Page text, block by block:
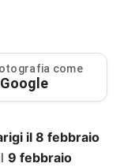
come
il 8 febbraio
9 febbraio